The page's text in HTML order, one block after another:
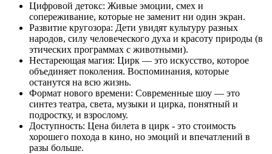
Цифровой детокс: Живые эмоции, смех и
сопереживание, которые не заменит ни один экран.
Развитие кругозора: Дети увидят культуру разных
народов, силу человеческого духа и красоту природы (в
этических программах с животными).
Нестареющая магия: Цирк — это искусство, которое
объединяет поколения. Воспоминания, которые
останутся на всю жизнь.
Формат нового времени: Современные шоу — это
синтез театра, света, музыки и цирка, понятный и
подростку, и взрослому.
Доступность: Цена билета в цирк - это стоимость
хорошего похода в кино, но эмоций и впечатлений в
разы больше.